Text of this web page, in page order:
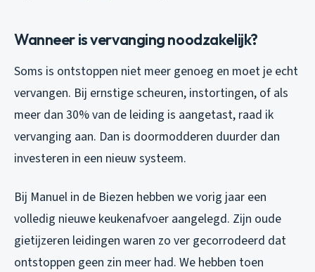
Wanneer is vervanging noodzakelijk?
Soms is ontstoppen niet meer genoeg en moet je echt
vervangen. Bij ernstige scheuren, instortingen, of als
meer dan 30% van de leiding is aangetast, raad ik
vervanging aan. Dan is doormodderen duurder dan
investeren in een nieuw systeem.
Bij Manuel in de Biezen hebben we vorig jaar een
volledig nieuwe keukenafvoer aangelegd. Zijn oude
gietijzeren leidingen waren zo ver gecorrodeerd dat
ontstoppen geen zin meer had. We hebben toen